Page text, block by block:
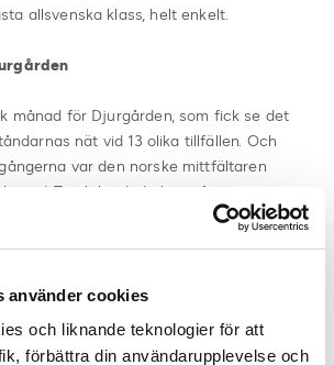
använder cookies
och liknande teknologier för att
förbättra din användarupplevelse och
allsvenska klass, helt enkelt.
månad för Djurgården, som fick se det
nät vid 13 olika tillfällen. Och
var den norske mittfältaren
Totalt landade han på sju assists
förstås är ett ruggigt imponerande
i Allsvenskans app:
Android